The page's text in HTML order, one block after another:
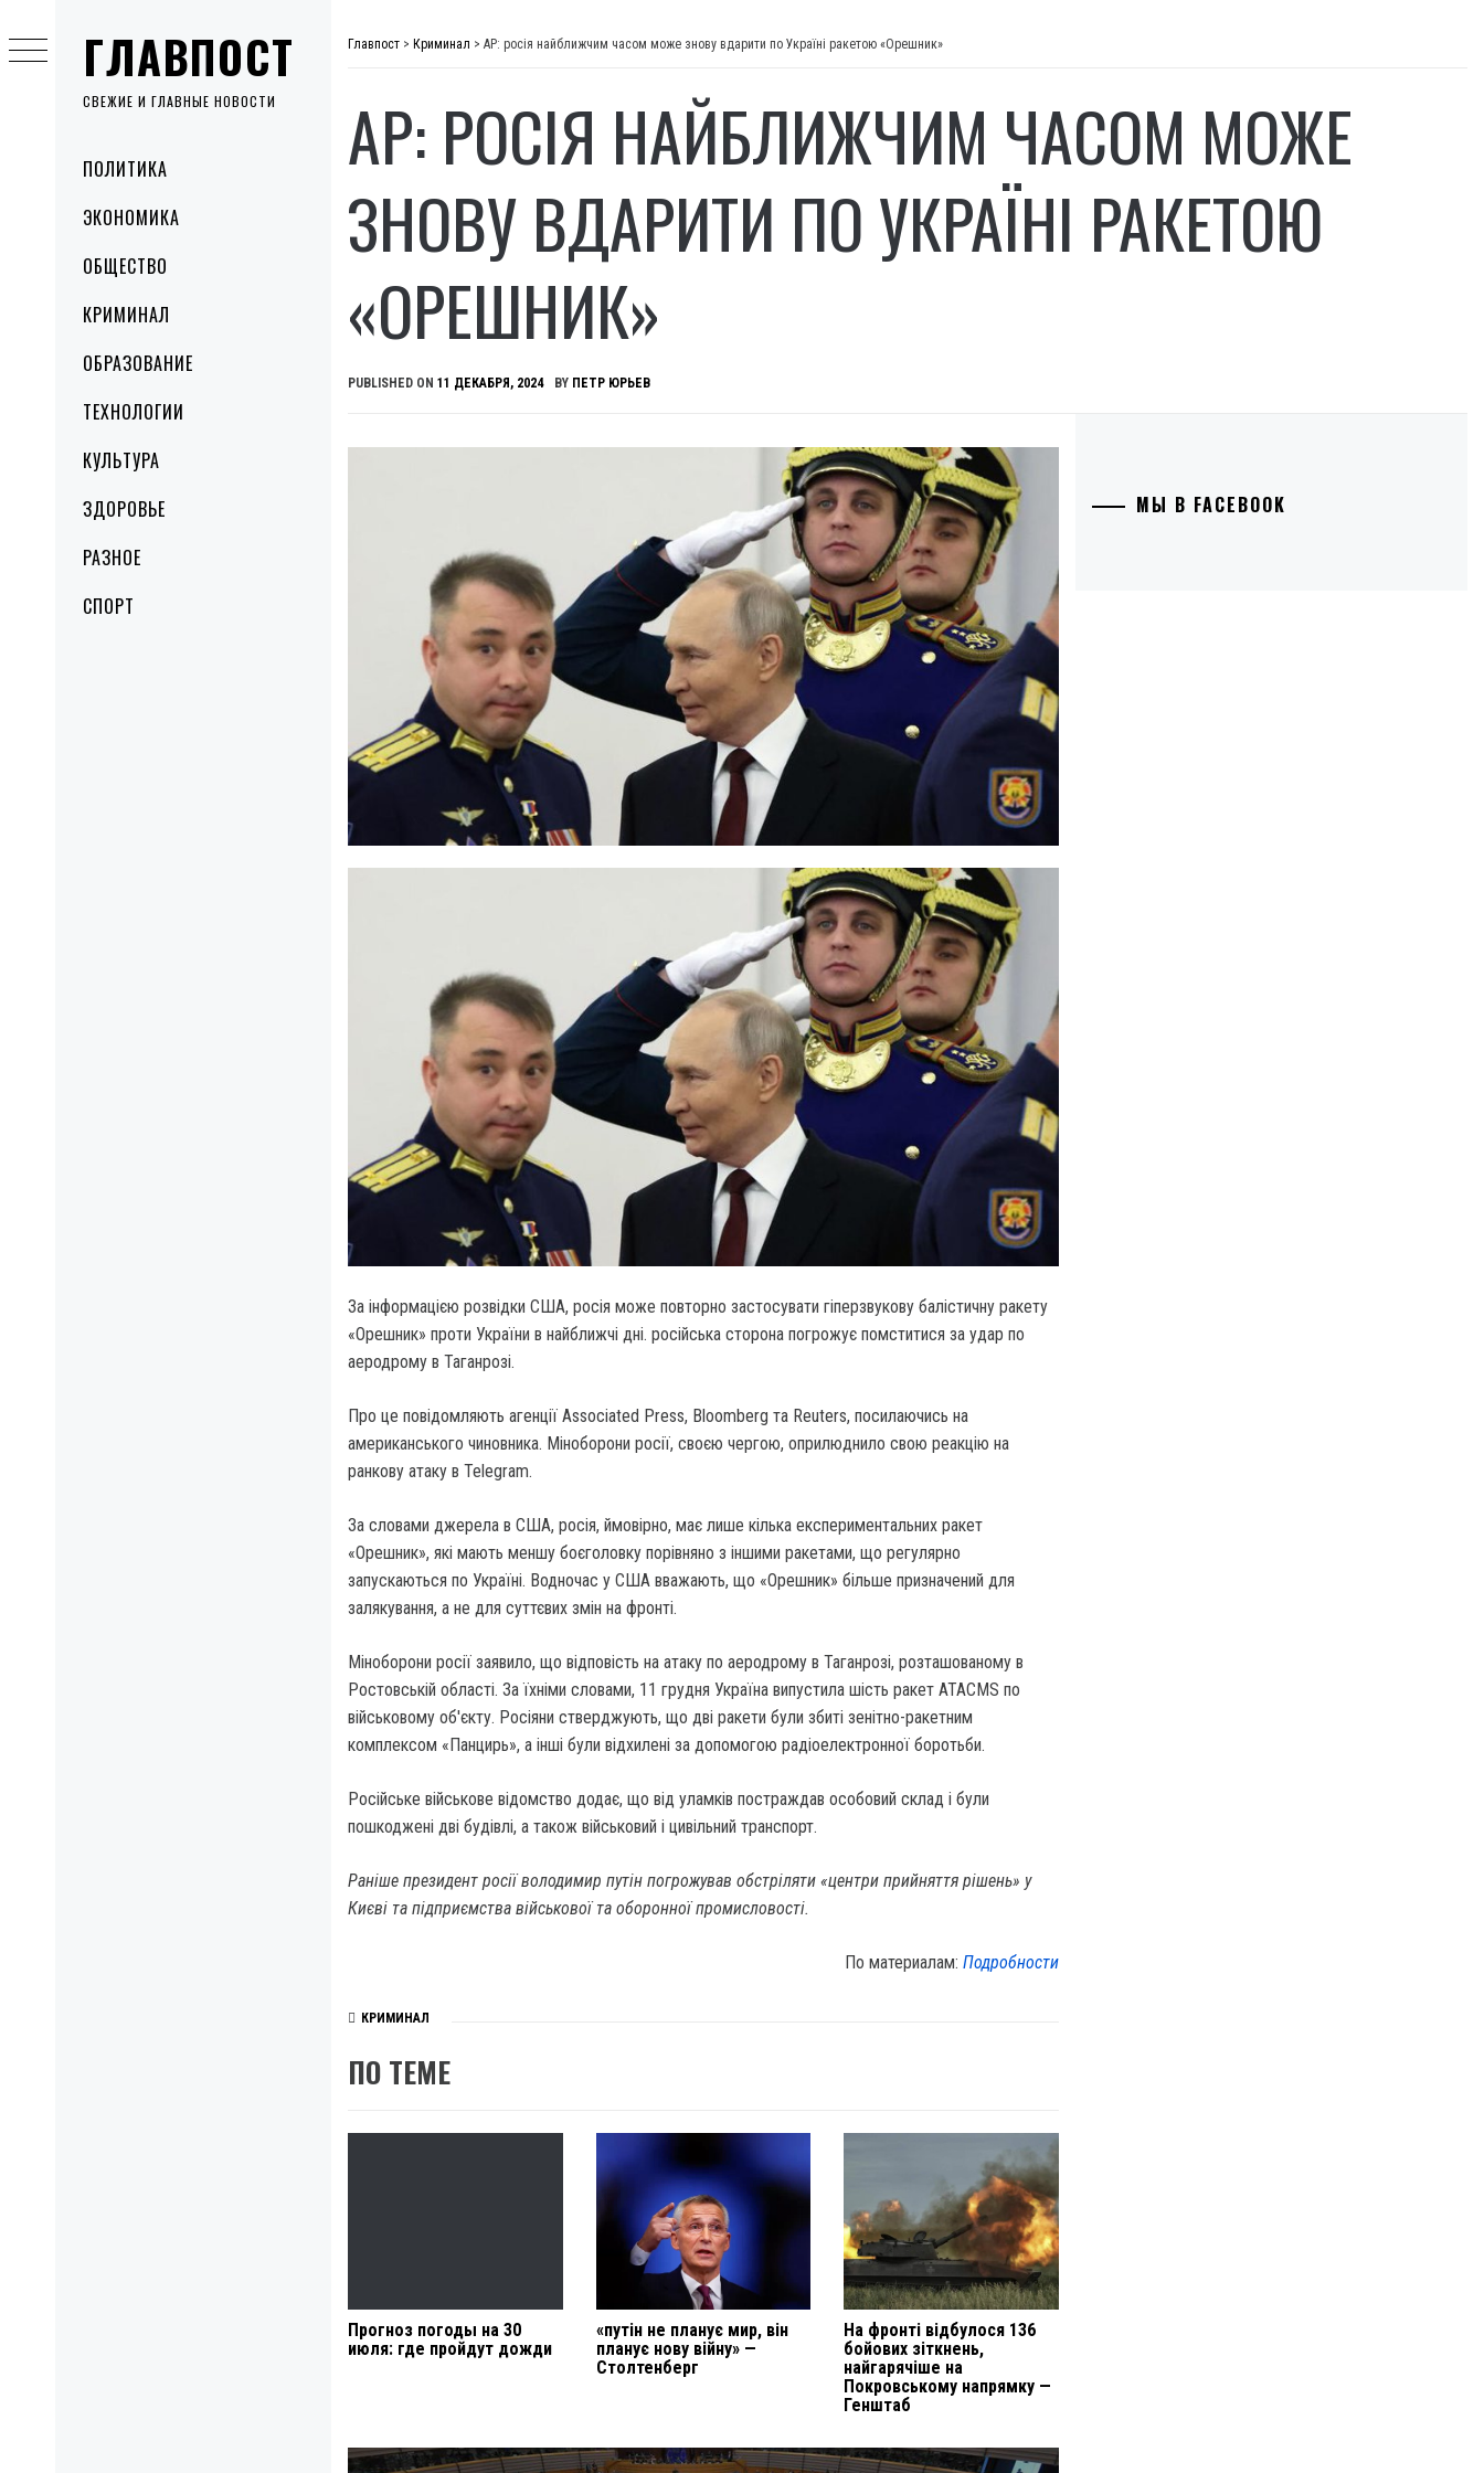
ГЛАВПОСТ
СВЕЖИЕ И ГЛАВНЫЕ НОВОСТИ
MenuПОЛИТИКА
ЭКОНОМИКА
ОБЩЕСТВО
КРИМИНАЛ
ОБРАЗОВАНИЕ
ТЕХНОЛОГИИ
КУЛЬТУРА
ЗДОРОВЬЕ
РАЗНОЕ
СПОРТ
to
content
Главпост > Криминал > AP: росія найближчим часом може знову вдарити по Україні ракетою «Орешник»
AP: РОСІЯ НАЙБЛИЖЧИМ ЧАСОМ МОЖЕ
ЗНОВУ ВДАРИТИ ПО УКРАЇНІ РАКЕТОЮ
«ОРЕШНИК»
PUBLISHED ON 11 ДЕКАБРЯ, 2024 BY ПЕТР ЮРЬЕВ
За інформацією розвідки США, росія може повторно застосувати гіперзвукову балістичну ракету
«Орешник» проти України в найближчі дні. російська сторона погрожує помститися за удар по
аеродрому в Таганрозі.
Про це повідомляють агенції Associated Press, Bloomberg та Reuters, посилаючись на
американського чиновника. Міноборони росії, своєю чергою, оприлюднило свою реакцію на
ранкову атаку в Telegram.
За словами джерела в США, росія, ймовірно, має лише кілька експериментальних ракет
«Орешник», які мають меншу боєголовку порівняно з іншими ракетами, що регулярно
запускаються по Україні. Водночас у США вважають, що «Орешник» більше призначений для
залякування, а не для суттєвих змін на фронті.
Міноборони росії заявило, що відповість на атаку по аеродрому в Таганрозі, розташованому в
Ростовській області. За їхніми словами, 11 грудня Україна випустила шість ракет ATACMS по
військовому об'єкту. Росіяни стверджують, що дві ракети були збиті зенітно-ракетним
комплексом «Панцирь», а інші були відхилені за допомогою радіоелектронної боротьби.
Російське військове відомство додає, що від уламків постраждав особовий склад і були
пошкоджені дві будівлі, а також військовий і цивільний транспорт.
Раніше президент росії володимир путін погрожував обстріляти «центри прийняття рішень» у
Києві та підприємства військової та оборонної промисловості.
По материалам:Подробности
КРИМИНАЛ
ПО ТЕМЕ
Прогноз погоды на 30
июля: где пройдут дожди
«путін не планує мир, він
планує нову війну» —
Столтенберг
На фронті відбулося 136
бойових зіткнень,
найгарячіше на
Покровському напрямку —
Генштаб
Навигация
МЫ В FACEBOOK